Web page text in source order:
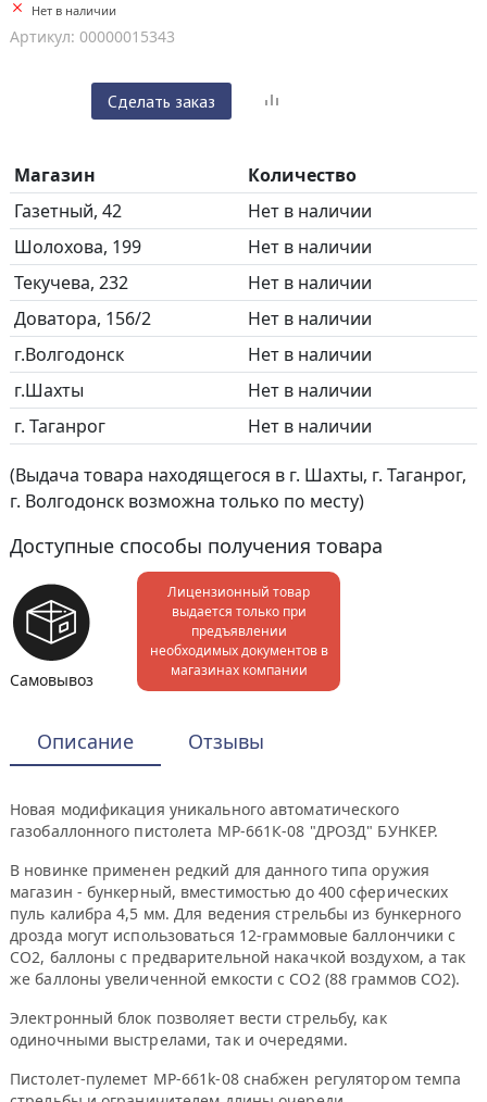
Нет в наличии
Артикул: 00000015343
Сделать заказ
Магазин
Количество
Газетный, 42
Нет в наличии
Шолохова, 199
Нет в наличии
Текучева, 232
Нет в наличии
Доватора, 156/2
Нет в наличии
г.Волгодонск
Нет в наличии
г.Шахты
Нет в наличии
г. Таганрог
Нет в наличии
(Выдача товара находящегося в г. Шахты, г. Таганрог,
г. Волгодонск возможна только по месту)
Доступные способы получения товара
Самовывоз
Лицензионный товар
выдается только при
предъявлении
необходимых документов в
магазинах компании
Описание Отзывы
Новая модификация уникального автоматического
газобаллонного пистолета МР-661К-08 "ДРОЗД" БУНКЕР.
В новинке применен редкий для данного типа оружия
магазин - бункерный, вместимостью до 400 сферических
пуль калибра 4,5 мм. Для ведения стрельбы из бункерного
дрозда могут использоваться 12-граммовые баллончики с
СО2, баллоны с предварительной накачкой воздухом, а так
же баллоны увеличенной емкости с СО2 (88 граммов СО2).
Электронный блок позволяет вести стрельбу, как
одиночными выстрелами, так и очередями.
Пистолет-пулемет MP-661k-08 снабжен регулятором темпа